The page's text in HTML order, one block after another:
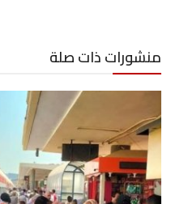
منشورات ذات صلة